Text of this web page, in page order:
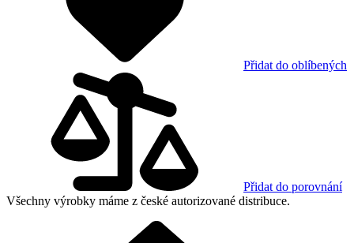
Přidat do oblíbených
Přidat do porovnání
Všechny výrobky máme z české autorizované distribuce.